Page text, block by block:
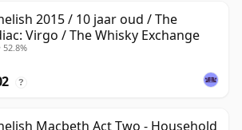
2015 / 10 jaar oud / The
Virgo / The Whisky Exchange
52.8%
?
Macbeth Act Two - Household